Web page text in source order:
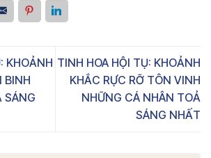
KHOẢNH
BINH
SÁNG
TINH HOA HỘI TỤ: KHOẢNH
KHẮC RỰC RỠ TÔN VINH
NHỮNG CÁ NHÂN TOẢ
SÁNG NHẤT